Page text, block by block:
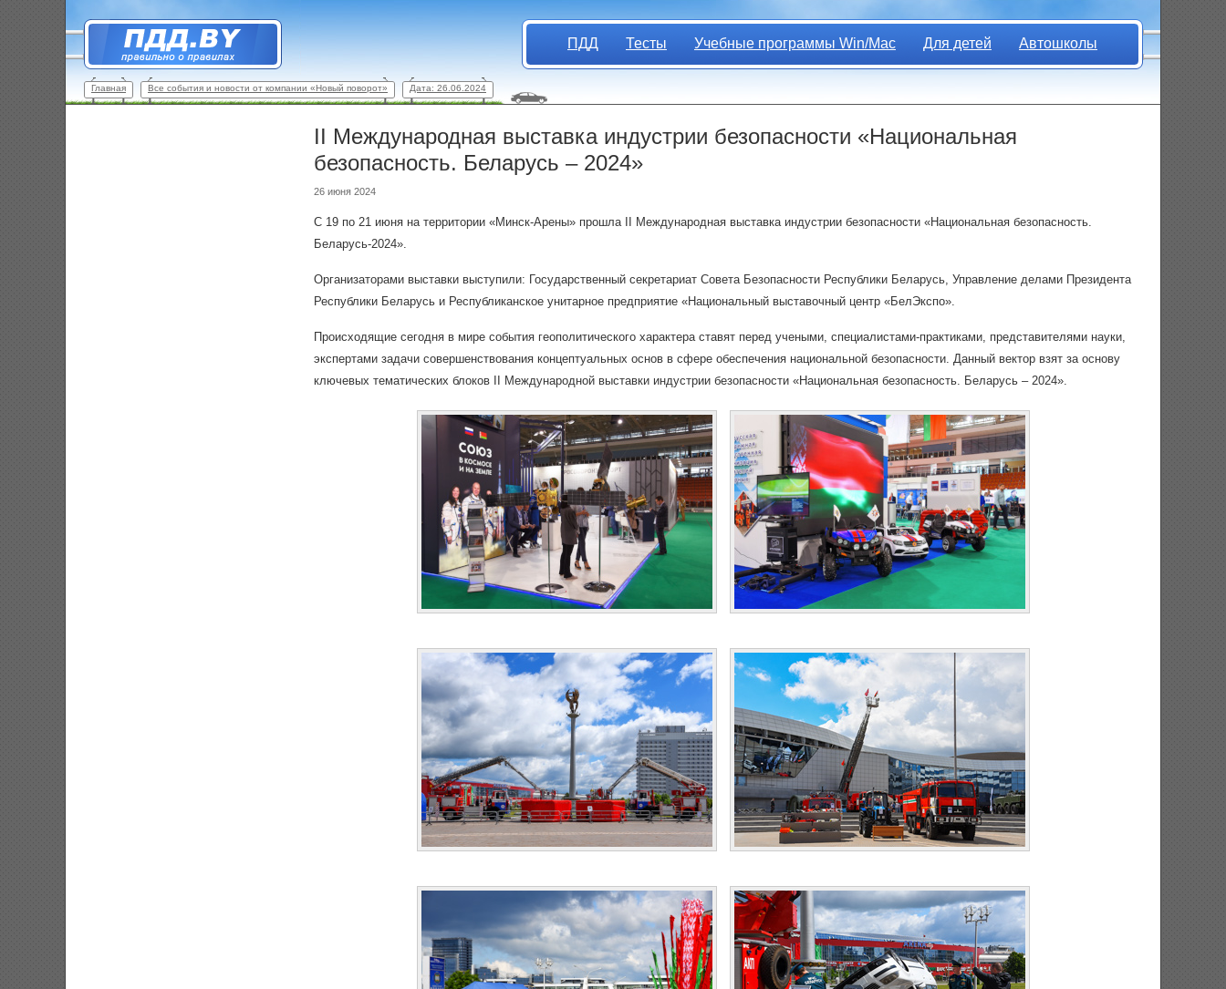
ПДД Тесты Учебные программы Win/Mac Для детей Автошколы
Главная Все события и новости от компании «Новый поворот» Дата: 26.06.2024
II Международная выставка индустрии безопасности «Национальная
безопасность. Беларусь – 2024»
26 июня 2024
С 19 по 21 июня на территории «Минск-Арены» прошла II Международная выставка индустрии безопасности «Национальная безопасность.
Беларусь-2024».
Организаторами выставки выступили: Государственный секретариат Совета Безопасности Республики Беларусь, Управление делами Президента
Республики Беларусь и Республиканское унитарное предприятие «Национальный выставочный центр «БелЭкспо».
Происходящие сегодня в мире события геополитического характера ставят перед учеными, специалистами-практиками, представителями науки,
экспертами задачи совершенствования концептуальных основ в сфере обеспечения национальной безопасности. Данный вектор взят за основу
ключевых тематических блоков II Международной выставки индустрии безопасности «Национальная безопасность. Беларусь – 2024».